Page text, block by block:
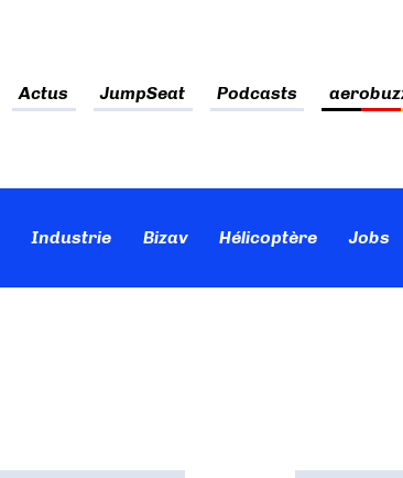
Actus JumpSeat Podcasts
Industrie Bizav Hélicoptère Jobs